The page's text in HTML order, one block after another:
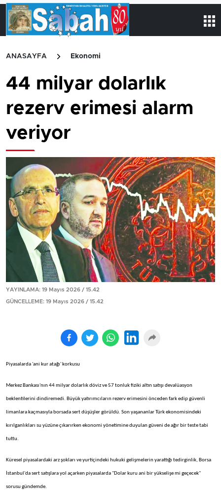
ANASAYFA Ekonomi
44 milyar dolarlık
rezerv erimesi alarm
veriyor
YAYINLAMA: 19 Mayıs 2026 / 15.42
GÜNCELLEME: 19 Mayıs 2026 / 15.42
Piyasalarda 'ani kur atağı' korkusu
Merkez Bankası'nın 44 milyar dolarlık döviz ve 57 tonluk fiziki altın satışı devalüasyon
beklentilerini dindiremedi. Büyük yatırımcıların rezerv erimesini önceden fark edip güvenli
limanlara kaçmasıyla borsada sert düşüşler görüldü. Son yaşananlar Türk ekonomisindeki
kırılganlıkları su yüzüne çıkarırken ekonomi yönetimine duyulan güveni de ağır bir teste tabi
tuttu.
Küresel piyasalardaki arz şokları ve yurtiçindeki hukuki gelişmelerin yarattığı tedirginlik, Borsa
İstanbul'da sert satışlara yol açarken piyasalarda ''Dolar kuru ani bir yükselişe mi geçecek''
sorusu gündemde.